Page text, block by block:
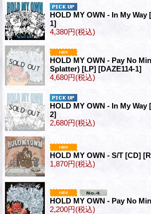
HOLD MY OWN - In My Way
1]
4,380円(税込)
HOLD MY OWN - Pay No
Splatter) [LP] [DAZE114-1]
4,680円(税込)
HOLD MY OWN - In My Way
2]
2,680円(税込)
HOLD MY OWN - S/T [CD]
1,870円(税込)
HOLD MY OWN - Pay No
2,200円(税込)